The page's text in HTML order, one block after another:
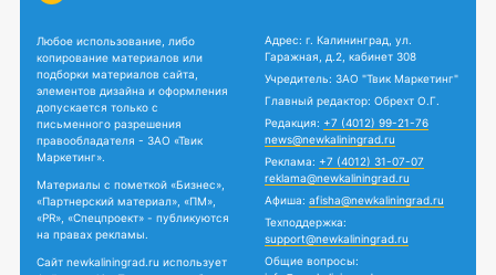
Любое использование, либо
копирование материалов или
подборки материалов сайта,
элементов дизайна и оформления
допускается только с
письменного разрешения
правообладателя - ЗАО «Твик
Маркетинг».
Материалы с пометкой «Бизнес»,
«Партнерский материал», «ПМ»,
«PR», «Спецпроект» - публикуются
на правах рекламы.
Сайт newkaliningrad.ru использует
Адрес: г. Калининград, ул.
Гаражная, д.2, кабинет 308
Учредитель: ЗАО "Твик Маркетинг"
Главный редактор: Обрехт О.Г.
Редакция: +7 (4012) 99-21-76
news@newkaliningrad.ru
Реклама: +7 (4012) 31-07-07
reklama@newkaliningrad.ru
Афиша: afisha@newkaliningrad.ru
Техподдержка:
support@newkaliningrad.ru
Общие вопросы: